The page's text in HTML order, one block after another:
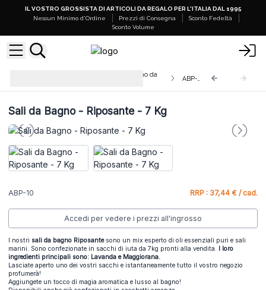
IL VOSTRO GROSSISTA DI ARTICOLI DA REGALO PER L'ITALIA DAL 1995
Nessun Minimo d'Ordine
Prezzi di Consegna
Sconto Fedeltà
Sconto Volume
Pozioni Aromaterapiche per Bagno da
ABP-10
Sali da Bagno - Riposante - 7 Kg
ABP-10 RRP : 37,44 € / cad.
Accedi per vedere i prezzi all'ingrosso
I nostri sali da bagno Riposante sono un mix esperto di oli essenziali puri e sali
marini. Sono confezionate in sacchi di iuta da 7kg pronti alla vendita. I loro
ingredienti principali sono: Lavanda e Maggiorana.
Lasciate aperto uno dei vostri sacchi e istantaneamente tutto il vostro negozio
profumerà!
Aggiungete un tocco di magia aromatica e lusso al bagno!